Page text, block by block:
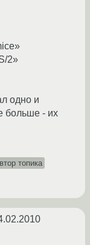
2»
одно и
больше - их
топика